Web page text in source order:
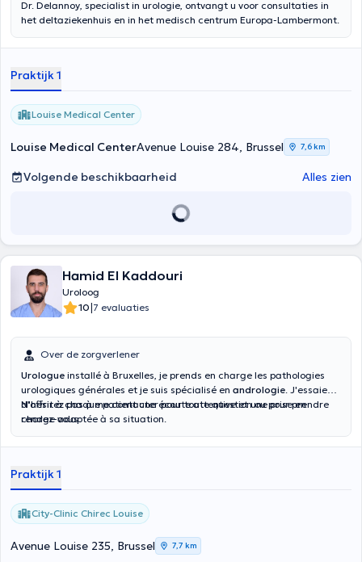
Dr. Delannoy, specialist in urologie, ontvangt u voor consultaties in
het deltaziekenhuis en in het medisch centrum Europa-Lambermont.
Praktijk 1
Louise Medical Center
Louise Medical CenterAvenue Louise 284, Brussel 7,6 km
Volgende beschikbaarheid Alles zien
Hamid El Kaddouri
Uroloog
10|7 evaluaties
Over de zorgverlener
Urologue installé à Bruxelles, je prends en charge les pathologies
urologiques générales et je suis spécialisé en andrologie. J'essaie
d'offrir à chaque patient une écoute attentive et une prise en
charge adaptée à sa situation.
N'hésitez pas à me contacter pour toute question ou pour prendre
rendez-vous.
Praktijk 1
City-Clinic Chirec Louise
Avenue Louise 235, Brussel 7,7 km